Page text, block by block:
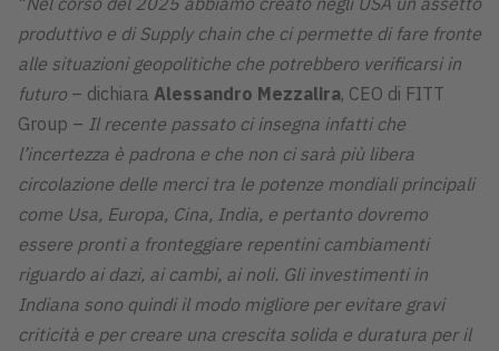
produttivo e di Supply chain che ci permette di fare fronte
alle situazioni geopolitiche che potrebbero verificarsi in
futuro – dichiara Alessandro Mezzalira, CEO di FITT
Group – Il recente passato ci insegna infatti che
l’incertezza è padrona e che non ci sarà più libera
circolazione delle merci tra le potenze mondiali principali
come Usa, Europa, Cina, India, e pertanto dovremo
essere pronti a fronteggiare repentini cambiamenti
riguardo ai dazi, ai cambi, ai noli. Gli investimenti in
Indiana sono quindi il modo migliore per evitare gravi
criticità e per creare una crescita solida e duratura per il